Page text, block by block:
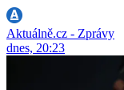
Aktuálně.cz - Zprávy
dnes, 20:23